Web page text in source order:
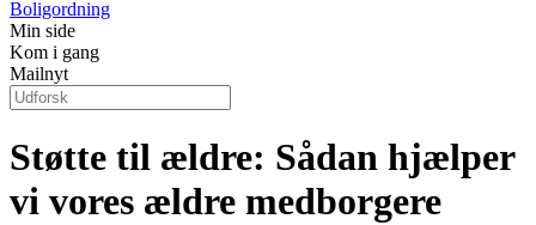
Boligordning
Min side
Kom i gang
Mailnyt
Støtte til ældre: Sådan hjælper
vi vores ældre medborgere